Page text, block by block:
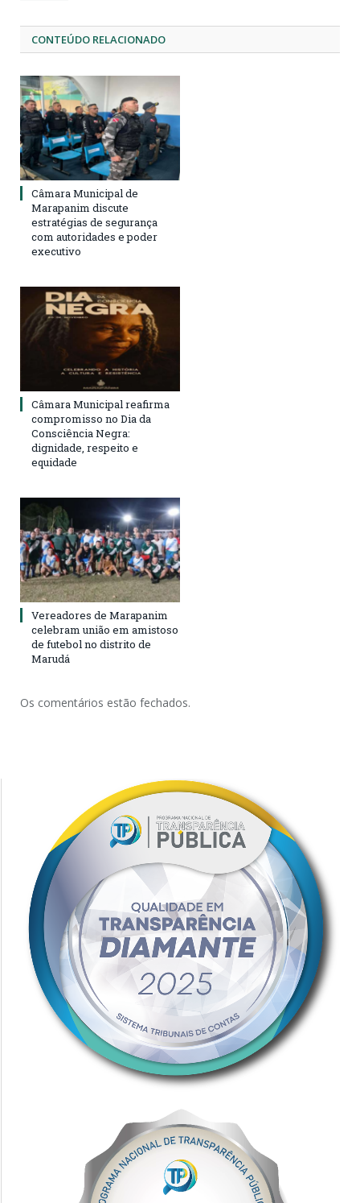
CONTEÚDO RELACIONADO
Câmara Municipal de
Marapanim discute
estratégias de segurança
com autoridades e poder
executivo
Câmara Municipal reafirma
compromisso no Dia da
Consciência Negra:
dignidade, respeito e
equidade
Vereadores de Marapanim
celebram união em amistoso
de futebol no distrito de
Marudá
Os comentários estão fechados.